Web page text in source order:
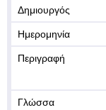
Δημιουργός
Ημερομηνία
Περιγραφή
Γλώσσα